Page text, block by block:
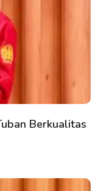
Berkualitas